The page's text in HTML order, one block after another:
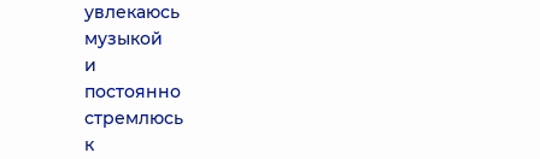
увлекаюсь
музыкой
и
постоянно
стремлюсь
к